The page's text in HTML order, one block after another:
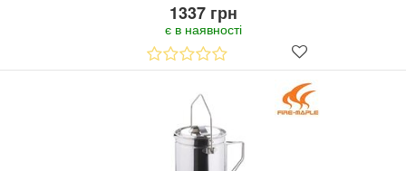
1337 грн
є в наявності